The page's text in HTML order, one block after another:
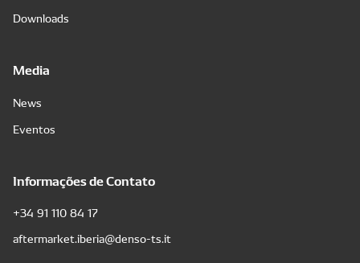
Downloads
Media
News
Eventos
Informações de Contato
+34 91 110 84 17
aftermarket.iberia@denso-ts.it